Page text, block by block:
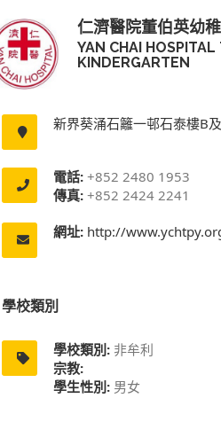
仁濟醫院董伯英幼
YAN CHAI HOSPITAL
KINDERGARTEN
新界葵涌石籬一邨石泰樓B
電話: +852 2480 1953
傳真: +852 2424 2241
網址: http://
學校類別
學校類別: 非牟利
宗教:
學生性別: 男女